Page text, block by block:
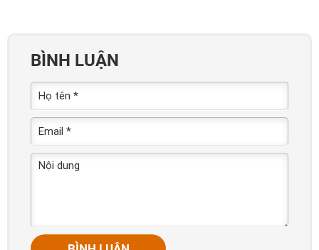
BÌNH LUẬN